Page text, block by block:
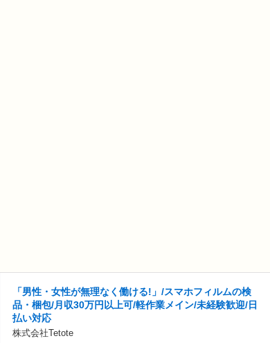
「男性・女性が無理なく働ける!」/スマホフィルムの検
品・梱包/月収30万円以上可/軽作業メイン/未経験歓迎/日
払い対応
株式会社Tetote